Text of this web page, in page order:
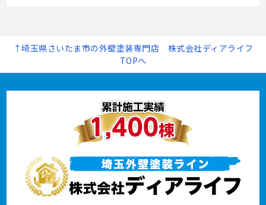
↑埼玉県さいたま市の外壁塗装専門店 株式会社ディアライフ
TOPへ